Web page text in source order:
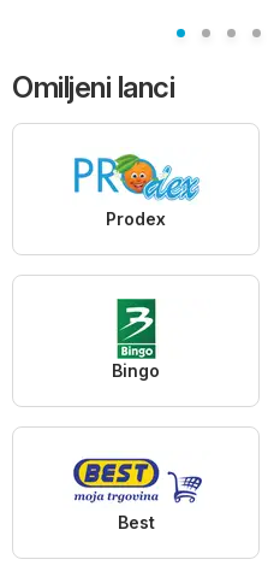
Omiljeni lanci
Prodex
Bingo
Best